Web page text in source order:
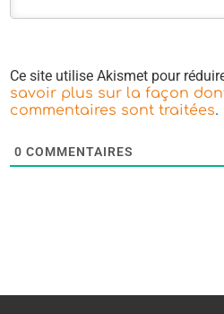
Ce site utilise Akismet pour
savoir plus sur la façon
commentaires sont traitées.
0 COMMENTAIRES